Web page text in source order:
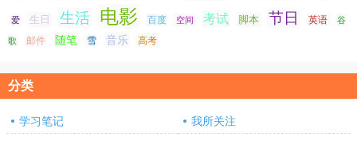
爱 生日 生活 电影 百度 空间 考试 脚本 节日 英语 谷
歌 邮件 随笔 雪 音乐 高考
分类
学习笔记 我所关注